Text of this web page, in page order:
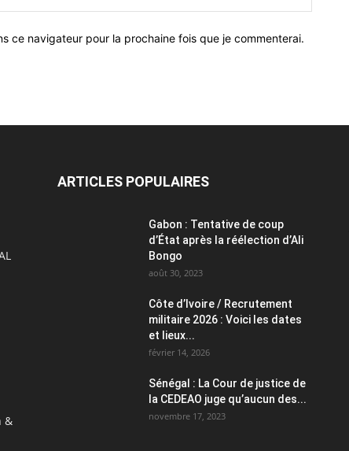
ce navigateur pour la prochaine fois que je commenterai.
&
ARTICLES POPULAIRES
Gabon : Tentative de coup
d’État après la réélection d’Ali
Bongo
août 30, 2023
Côte d’Ivoire / Recrutement
militaire 2026 : Voici les dates
et lieux...
février 14, 2026
Sénégal : La Cour de justice de
la CEDEAO juge qu’aucun des...
novembre 17, 2023